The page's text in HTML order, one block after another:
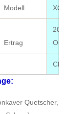
Modell XC-
Ertrag
20
:
Quetscher,